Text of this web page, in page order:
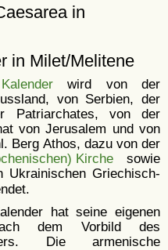
in
in Milet/Melitene
wird von der
von Serbien, der
Patriarchates, von der
von Jerusalem und von
Berg Athos, dazu von der
Kirchesowie
Ukrainischen Griechisch-
hat seine eigenen
dem Vorbild des
Die armenische